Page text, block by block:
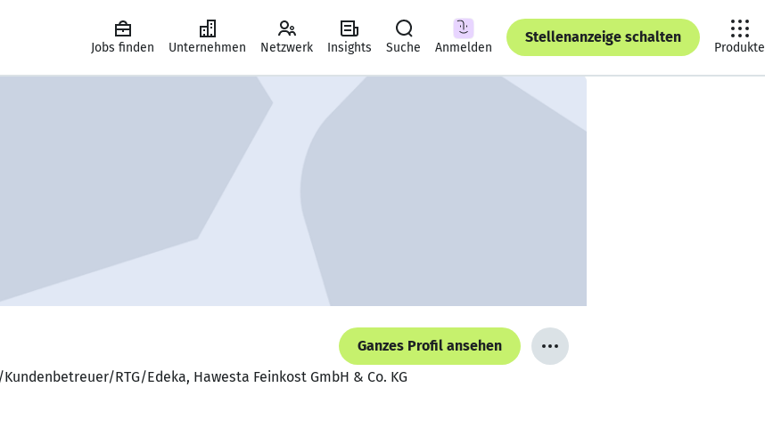
Jobs finden Unternehmen Netzwerk Insights Suche Anmelden
Stellenanzeige schalten
Produkte
Ganzes Profil ansehen
RTG/Edeka, Hawesta Feinkost GmbH & Co. KG